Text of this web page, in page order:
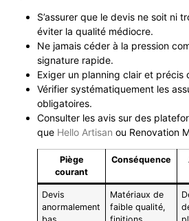
S’assurer que le devis ne soit ni
éviter la qualité médiocre.
Ne jamais céder à la pression
signature rapide.
Exiger un planning clair et précis
Vérifier systématiquement les
obligatoires.
Consulter les avis sur des
que Hello Artisan ou Renovation
Piège
courant
Conséquence
Devis
anormalement
Matériaux de
faible qualité,